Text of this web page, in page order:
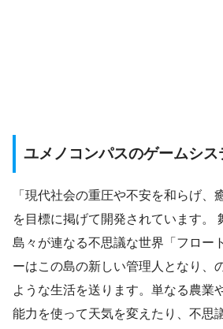
ユメノコンパスのゲームシス
「現代社会の重圧や不安を和らげ、
を目標に掲げて開発されています。
島々が連なる不思議な世界「フロー
ーはこの島の新しい管理人となり、
ような生活を送ります。単なる農業
能力を使って天気を変えたり、不思